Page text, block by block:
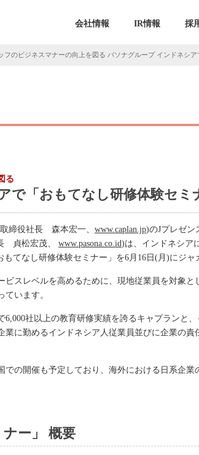
会社情報 IR情報 採
フのビジネスマナーの向上を図る パソナグループ インドネシ
る
で「おもてなし研修体験セミ
締役社長 森本宏一、 www.caplan.jp)のJプレゼン
貞松宏茂、 www.pasona.co.id)は、インドネシア
てなし研修体験セミナー」を6月16日(月)にジャ
スレベルを高めるために、現地従業員を対象
います。
社以上の教育研修実績を誇るキャプランと
に勤めるインドネシア人従業員並びに企業の
の開催も予定しており、海外における日系企業
ナー」 概要